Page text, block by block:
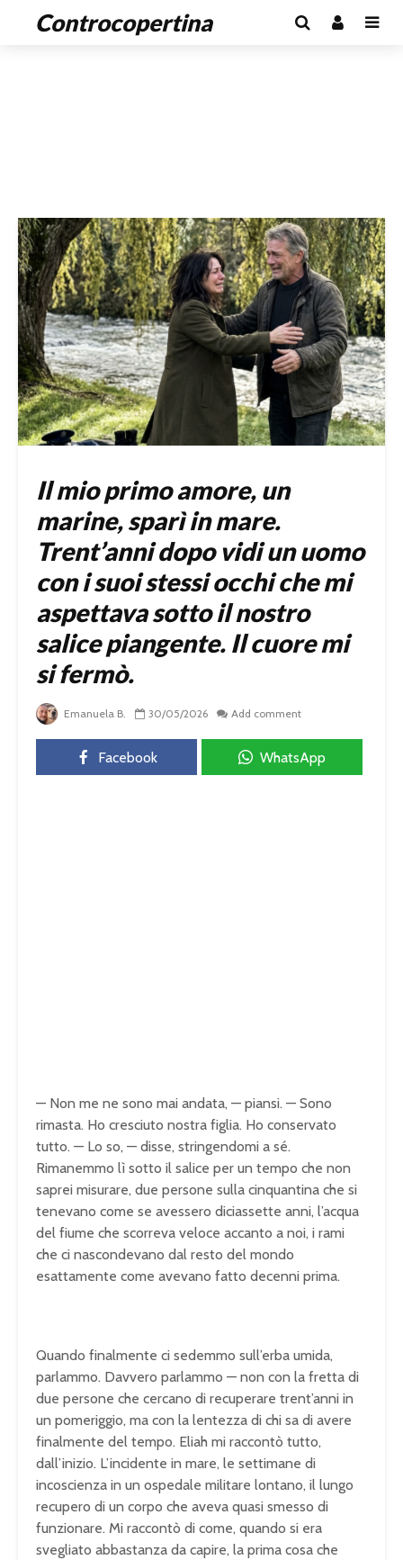
Controcopertina
Il mio primo amore, un
marine, sparì in mare.
Trent’anni dopo vidi un uomo
con i suoi stessi occhi che mi
aspettava sotto il nostro
salice piangente. Il cuore mi
si fermò.
Emanuela B. 30/05/2026 Add comment
Facebook WhatsApp
— Non me ne sono mai andata, — piansi. — Sono
rimasta. Ho cresciuto nostra figlia. Ho conservato
tutto. — Lo so, — disse, stringendomi a sé.
Rimanemmo lì sotto il salice per un tempo che non
saprei misurare, due persone sulla cinquantina che si
tenevano come se avessero diciassette anni, l’acqua
del fiume che scorreva veloce accanto a noi, i rami
che ci nascondevano dal resto del mondo
esattamente come avevano fatto decenni prima.
Quando finalmente ci sedemmo sull’erba umida,
parlammo. Davvero parlammo — non con la fretta di
due persone che cercano di recuperare trent’anni in
un pomeriggio, ma con la lentezza di chi sa di avere
finalmente del tempo. Eliah mi raccontò tutto,
dall’inizio. L’incidente in mare, le settimane di
incoscienza in un ospedale militare lontano, il lungo
recupero di un corpo che aveva quasi smesso di
funzionare. Mi raccontò di come, quando si era
svegliato abbastanza da capire, la prima cosa che